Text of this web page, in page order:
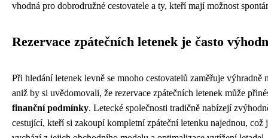
vhodná pro dobrodružné cestovatele a ty, kteří mají možnost
Rezervace zpátečních letenek je často
Při hledání letenek levně se mnoho cestovatelů zaměřuje výhradně
aniž by si uvědomovali, že rezervace zpátečních letenek může
finanční podmínky. Letecké společnosti tradičně nabízejí
cestující, kteří si zakoupí kompletní zpáteční letenku najednou, což